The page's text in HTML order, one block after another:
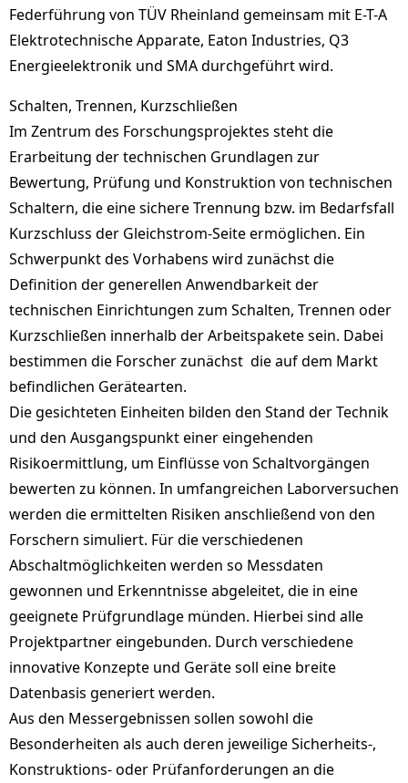
Federführung von TÜV Rheinland gemeinsam mit E-T-A
Elektrotechnische Apparate, Eaton Industries, Q3
Energieelektronik und SMA durchgeführt wird.
Schalten, Trennen, Kurzschließen
Im Zentrum des Forschungsprojektes steht die
Erarbeitung der technischen Grundlagen zur
Bewertung, Prüfung und Konstruktion von technischen
Schaltern, die eine sichere Trennung bzw. im Bedarfsfall
Kurzschluss der Gleichstrom-Seite ermöglichen. Ein
Schwerpunkt des Vorhabens wird zunächst die
Definition der generellen Anwendbarkeit der
technischen Einrichtungen zum Schalten, Trennen oder
Kurzschließen innerhalb der Arbeitspakete sein. Dabei
bestimmen die Forscher zunächst die auf dem Markt
befindlichen Gerätearten.
Die gesichteten Einheiten bilden den Stand der Technik
und den Ausgangspunkt einer eingehenden
Risikoermittlung, um Einflüsse von Schaltvorgängen
bewerten zu können. In umfangreichen Laborversuchen
werden die ermittelten Risiken anschließend von den
Forschern simuliert. Für die verschiedenen
Abschaltmöglichkeiten werden so Messdaten
gewonnen und Erkenntnisse abgeleitet, die in eine
geeignete Prüfgrundlage münden. Hierbei sind alle
Projektpartner eingebunden. Durch verschiedene
innovative Konzepte und Geräte soll eine breite
Datenbasis generiert werden.
Aus den Messergebnissen sollen sowohl die
Besonderheiten als auch deren jeweilige Sicherheits-,
Konstruktions- oder Prüfanforderungen an die